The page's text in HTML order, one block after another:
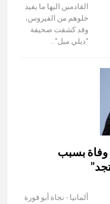
القادمين اليها ما يفيد
خلوهم من الفيروس،
وقد كشفت صحيفة
"ديلي ميل"…
50 ألف وفاة بسبب
ألمانيا - نجاة أبو قورة